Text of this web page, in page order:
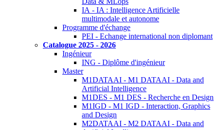
IA - IA : Intelligence Artificielle
multimodale et autonome
Programme d'échange
PEI - Echange international non diplomant
Catalogue 2025 - 2026
Ingénieur
ING - Diplôme d'ingénieur
Master
M1DATAAI - M1 DATAAI - Data and
Artificial Intelligence
M1DES - M1 DES - Recherche en Design
M1IGD - M1 IGD - Interaction, Graphics
and Design
M2DATAAI - M2 DATAAI - Data and